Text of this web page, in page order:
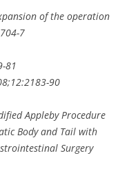
of the operation
7
81
90
Appleby Procedure
Body and Tail with
Surgery